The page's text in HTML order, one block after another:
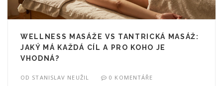
WELLNESS MASÁŽE VS TANTRICKÁ MASÁŽ:
JAKÝ MÁ KAŽDÁ CÍL A PRO KOHO JE
VHODNÁ?
OD STANISLAV NEUŽIL 0 KOMENTÁŘE